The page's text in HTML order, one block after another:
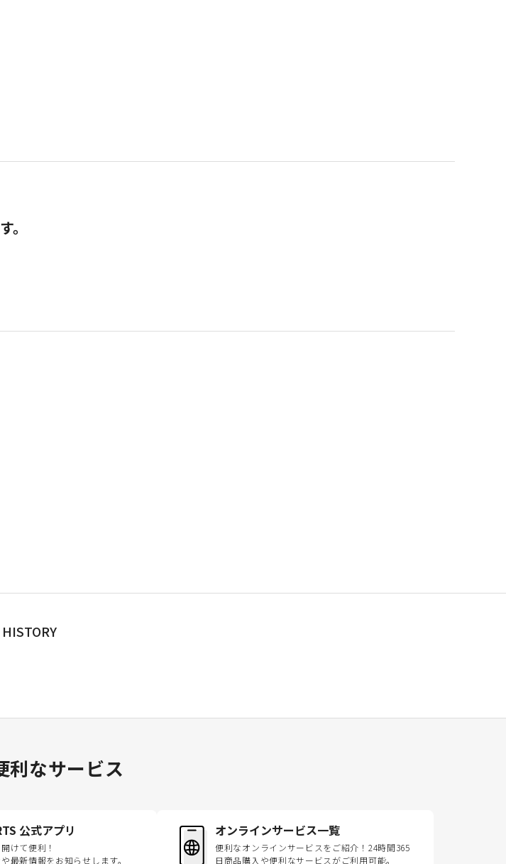
。
HISTORY
利なサービス
公式アプリ
けて便利！
最新情報をお知らせします。
オンラインサービス一覧
便利なオンラインサービスをご紹介！24時間365
日商品購入や便利なサービスがご利用可能。